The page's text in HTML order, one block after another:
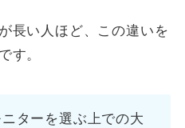
長い人ほど、この違いを
す。
ターを選ぶ上での大